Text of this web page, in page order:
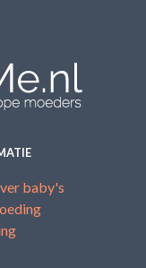
baby's